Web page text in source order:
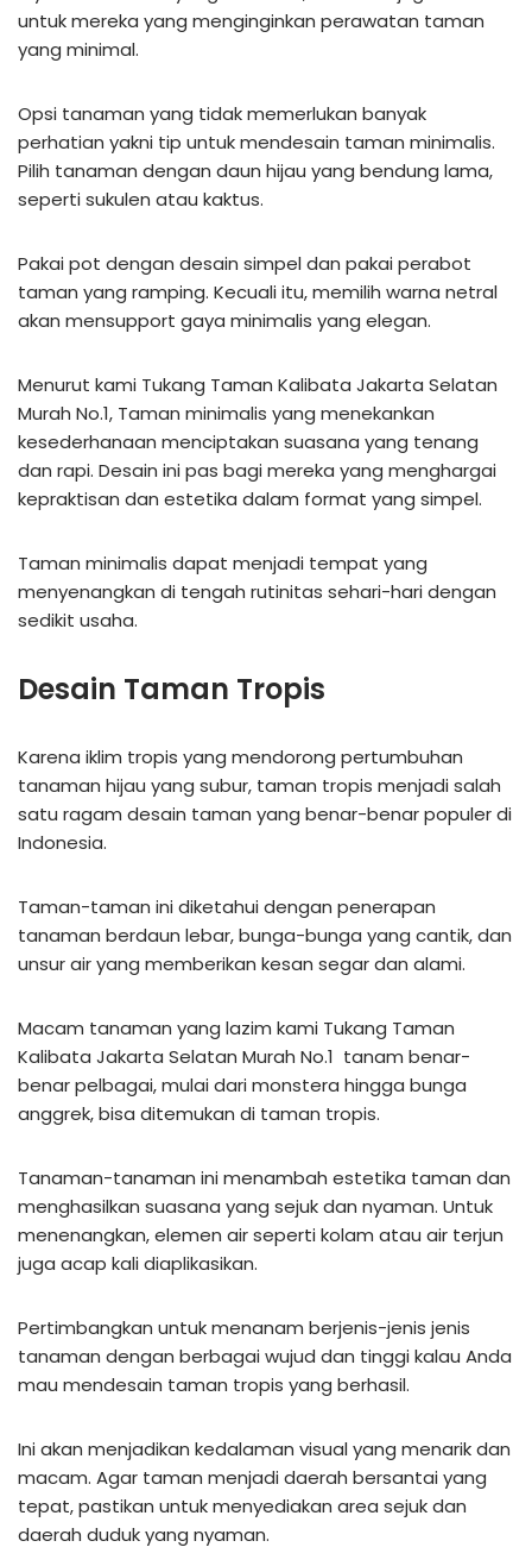
untuk mereka yang menginginkan perawatan taman
yang minimal.
Opsi tanaman yang tidak memerlukan banyak
perhatian yakni tip untuk mendesain taman minimalis.
Pilih tanaman dengan daun hijau yang bendung lama,
seperti sukulen atau kaktus.
Pakai pot dengan desain simpel dan pakai perabot
taman yang ramping. Kecuali itu, memilih warna netral
akan mensupport gaya minimalis yang elegan.
Menurut kami Tukang Taman Kalibata Jakarta Selatan
Murah No.1, Taman minimalis yang menekankan
kesederhanaan menciptakan suasana yang tenang
dan rapi. Desain ini pas bagi mereka yang menghargai
kepraktisan dan estetika dalam format yang simpel.
Taman minimalis dapat menjadi tempat yang
menyenangkan di tengah rutinitas sehari-hari dengan
sedikit usaha.
Desain Taman Tropis
Karena iklim tropis yang mendorong pertumbuhan
tanaman hijau yang subur, taman tropis menjadi salah
satu ragam desain taman yang benar-benar populer di
Indonesia.
Taman-taman ini diketahui dengan penerapan
tanaman berdaun lebar, bunga-bunga yang cantik, dan
unsur air yang memberikan kesan segar dan alami.
Macam tanaman yang lazim kami Tukang Taman
Kalibata Jakarta Selatan Murah No.1 tanam benar-
benar pelbagai, mulai dari monstera hingga bunga
anggrek, bisa ditemukan di taman tropis.
Tanaman-tanaman ini menambah estetika taman dan
menghasilkan suasana yang sejuk dan nyaman. Untuk
menenangkan, elemen air seperti kolam atau air terjun
juga acap kali diaplikasikan.
Pertimbangkan untuk menanam berjenis-jenis jenis
tanaman dengan berbagai wujud dan tinggi kalau Anda
mau mendesain taman tropis yang berhasil.
Ini akan menjadikan kedalaman visual yang menarik dan
macam. Agar taman menjadi daerah bersantai yang
tepat, pastikan untuk menyediakan area sejuk dan
daerah duduk yang nyaman.